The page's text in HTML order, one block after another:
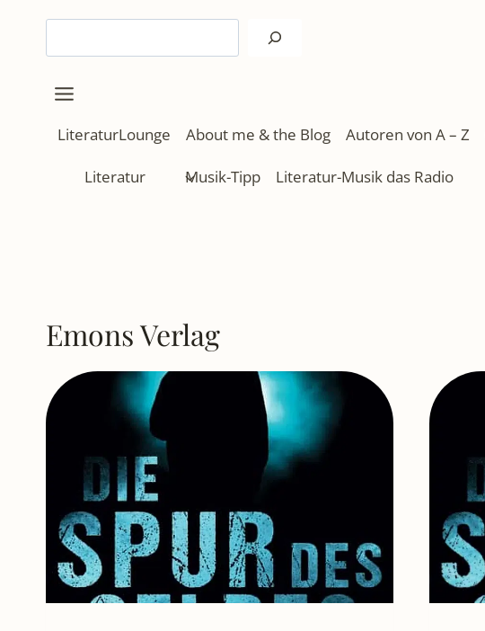
springen
LiteraturLounge About me & the Blog Autoren von A – Z
Literatur Musik-Tipp Literatur-Musik das Radio
Emons Verlag